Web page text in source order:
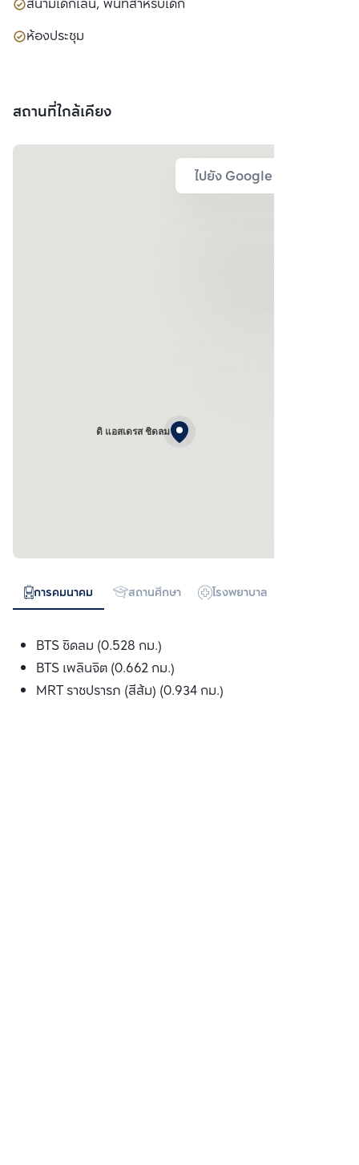
ห้องประชุม
สถานที่ใกล้เคียง
ไปยัง Google Map
ดิ แอสเดรส ชิดลม
การคมนาคม สถานศึกษา โรงพยาบาล
BTS ชิดลม (0.528 กม.)
BTS เพลินจิต (0.662 กม.)
MRT ราชปรารภ (สีส้ม) (0.934 กม.)